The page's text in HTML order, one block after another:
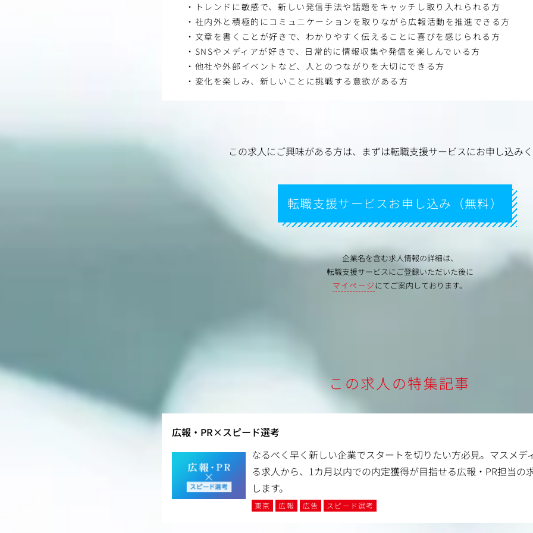
・トレンドに敏感で、新しい発信手法や話題をキャッチし取り入れられる方
・社内外と積極的にコミュニケーションを取りながら広報活動を推進できる方
・文章を書くことが好きで、わかりやすく伝えることに喜びを感じられる方
・SNSやメディアが好きで、日常的に情報収集や発信を楽しんでいる方
・他社や外部イベントなど、人とのつながりを大切にできる方
・変化を楽しみ、新しいことに挑戦する意欲がある方
この求人にご興味がある方は、 まずは転職支援サービスにお申し込み
転職支援サービスお申し込み（無料）
企業名を含む求人情報の詳細は、
転職支援サービスにご登録いただいた後に
マイページにてご案内しております。
この求人の特集記事
広報・PR×スピード選考
なるべく早く新しい企業でスタートを切りたい方必見。マスメデ
る求人から、1カ月以内での内定獲得が目指せる広報・PR担当の
します。
東京 広報 広告 スピード選考